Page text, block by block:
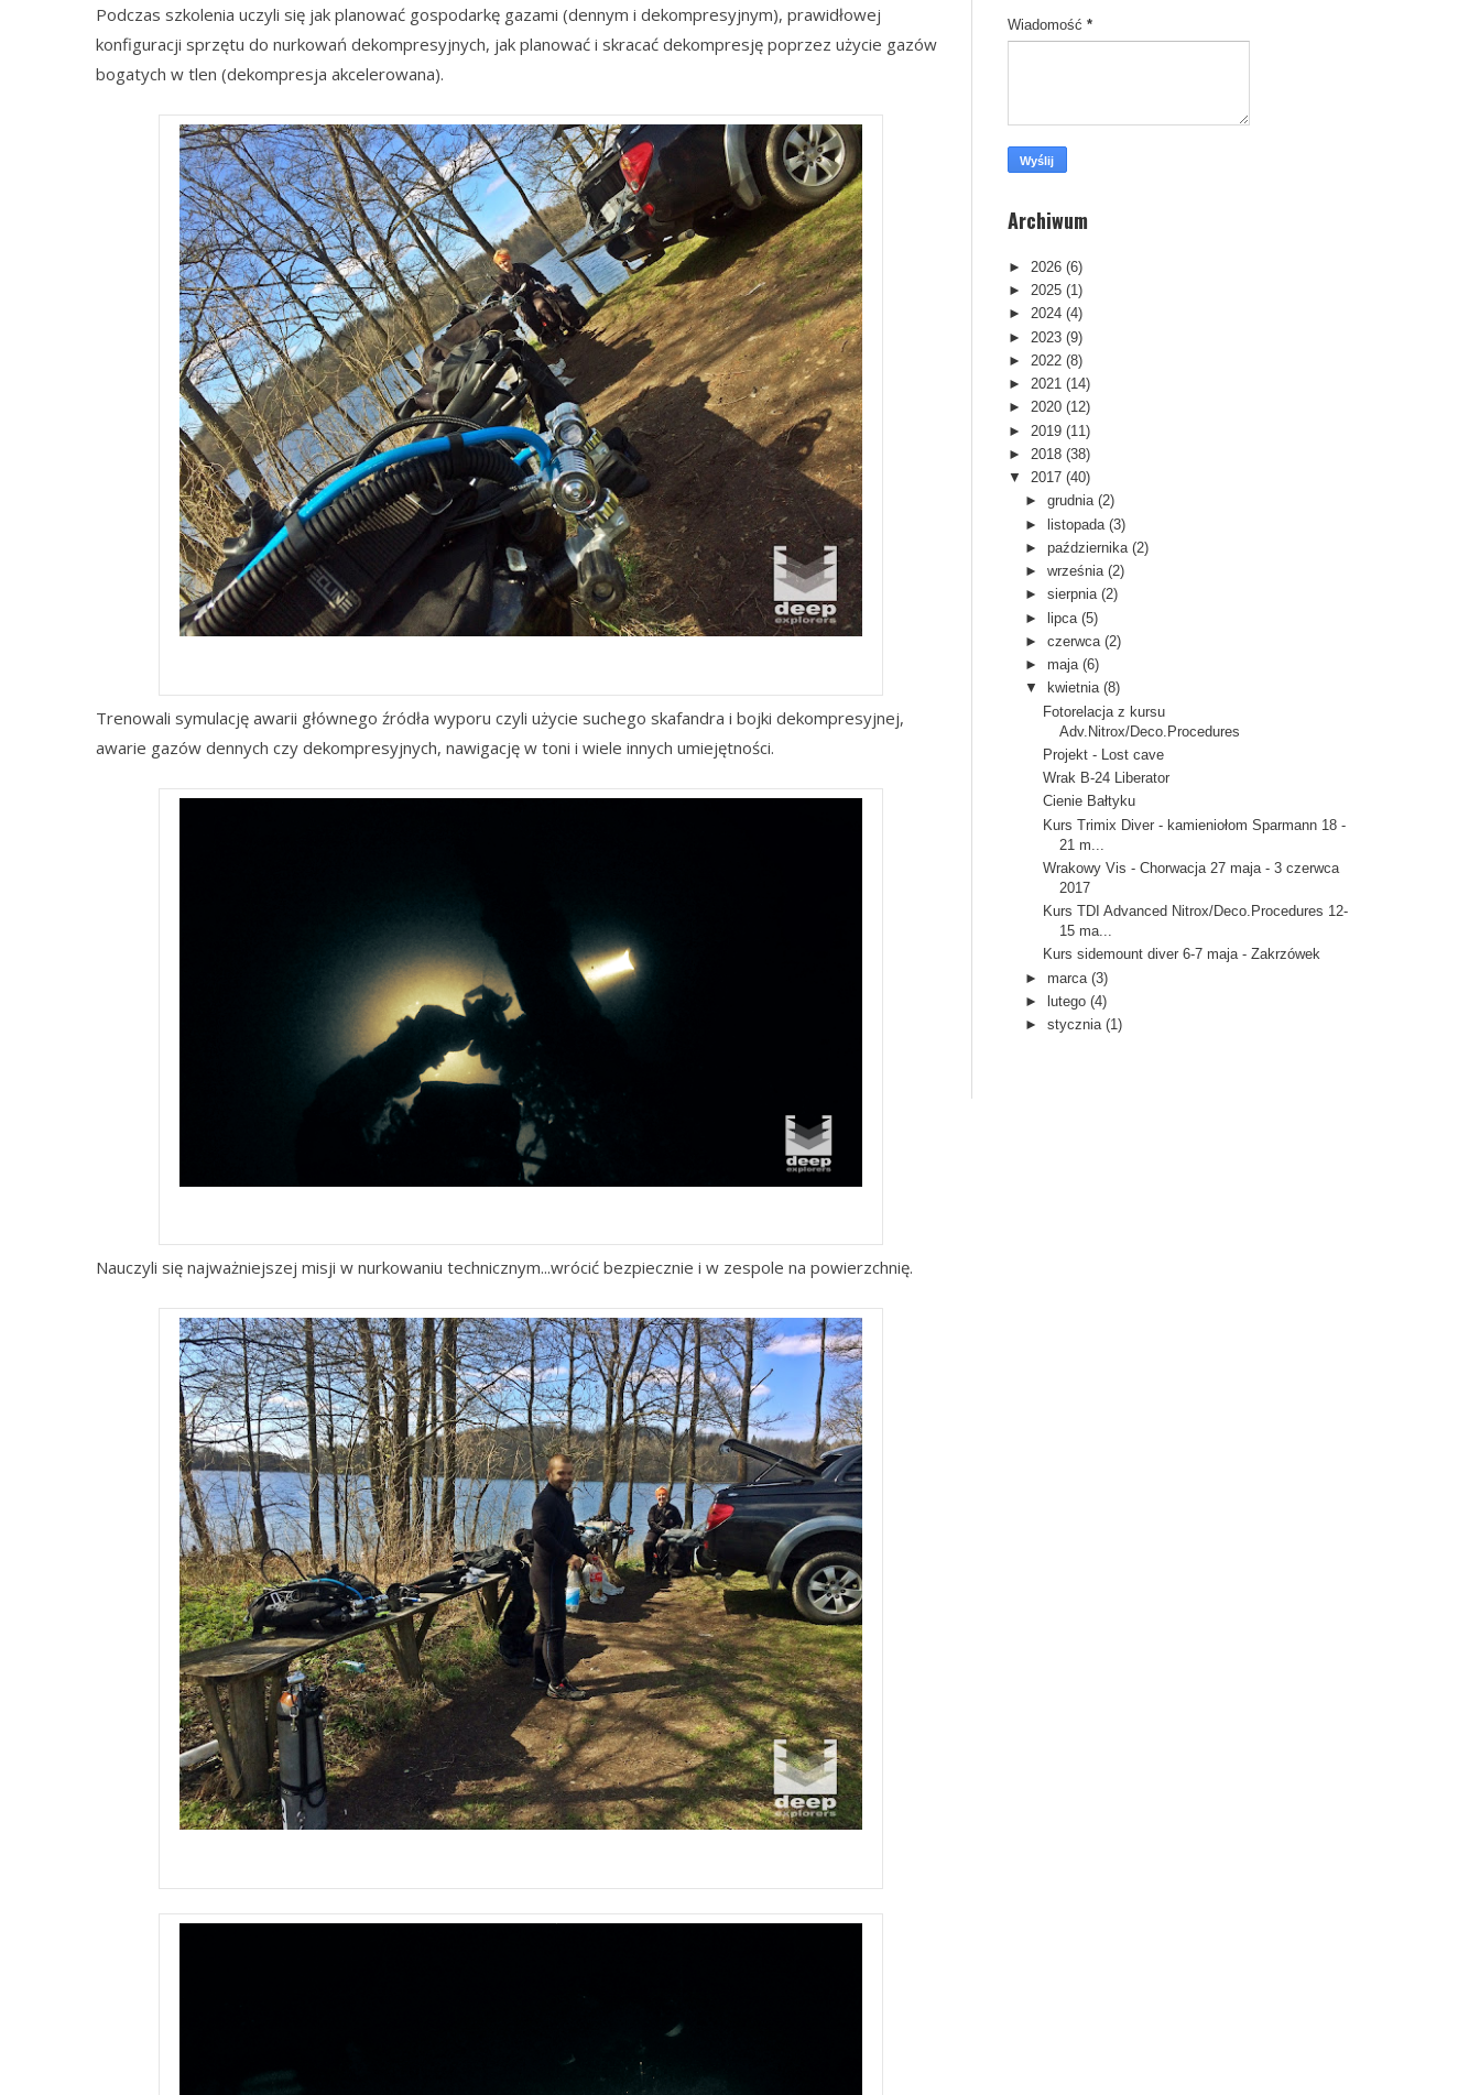
Podczas szkolenia uczyli się jak planować gospodarkę gazami (dennym i dekompresyjnym), prawidłowej
konfiguracji sprzętu do nurkowań dekompresyjnych, jak planować i skracać dekompresję poprzez użycie gazów
bogatych w tlen (dekompresja akcelerowana).
Trenowali symulację awarii głównego źródła wyporu czyli użycie suchego skafandra i bojki dekompresyjnej,
awarie gazów dennych czy dekompresyjnych, nawigację w toni i wiele innych umiejętności.
Nauczyli się najważniejszej misji w nurkowaniu technicznym...wrócić bezpiecznie i w zespole na powierzchnię.
Wiadomość *
Archiwum
► 2026 (6)
► 2025 (1)
► 2024 (4)
► 2023 (9)
► 2022 (8)
► 2021 (14)
► 2020 (12)
► 2019 (11)
► 2018 (38)
▼
2017 (40)
►grudnia (2)
►listopada (3)
►października (2)
►września (2)
►sierpnia (2)
►lipca (5)
►czerwca (2)
► maja (6)
▼
kwietnia (8)
Fotorelacja z kursu
Adv.Nitrox/Deco.Procedures
Projekt - Lost cave
Wrak B-24 Liberator
Cienie Bałtyku
Kurs Trimix Diver - kamieniołom Sparmann 18 -
21 m...
Wrakowy Vis - Chorwacja 27 maja - 3 czerwca
2017
Kurs TDI Advanced Nitrox/Deco.Procedures 12-
15 ma...
Kurs sidemount diver 6-7 maja - Zakrzówek
► marca (3)
►
lutego (4)
►stycznia (1)